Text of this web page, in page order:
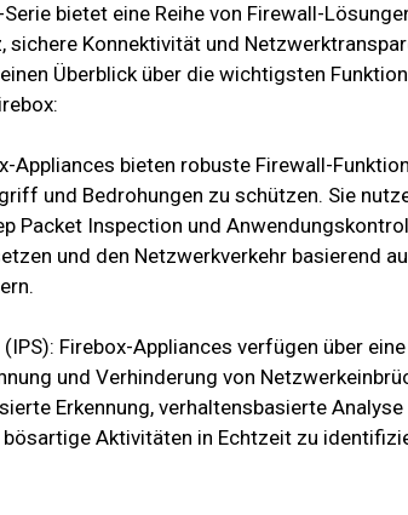
bietet eine Reihe von Firewall-
Konnektivität und
Überblick über die wichtigsten
Appliances bieten robuste Firewall-
und Bedrohungen zu schützen. Sie
Packet Inspection und
und den Netzwerkverkehr basierend
Firebox-Appliances verfügen über eine
und Verhinderung von
Erkennung, verhaltensbasierte Analyse
Aktivitäten in Echtzeit zu